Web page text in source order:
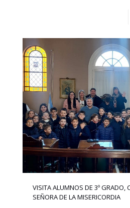
VISITA ALUMNOS DE 3º GRADO,
SEÑORA DE LA MISERICORDIA